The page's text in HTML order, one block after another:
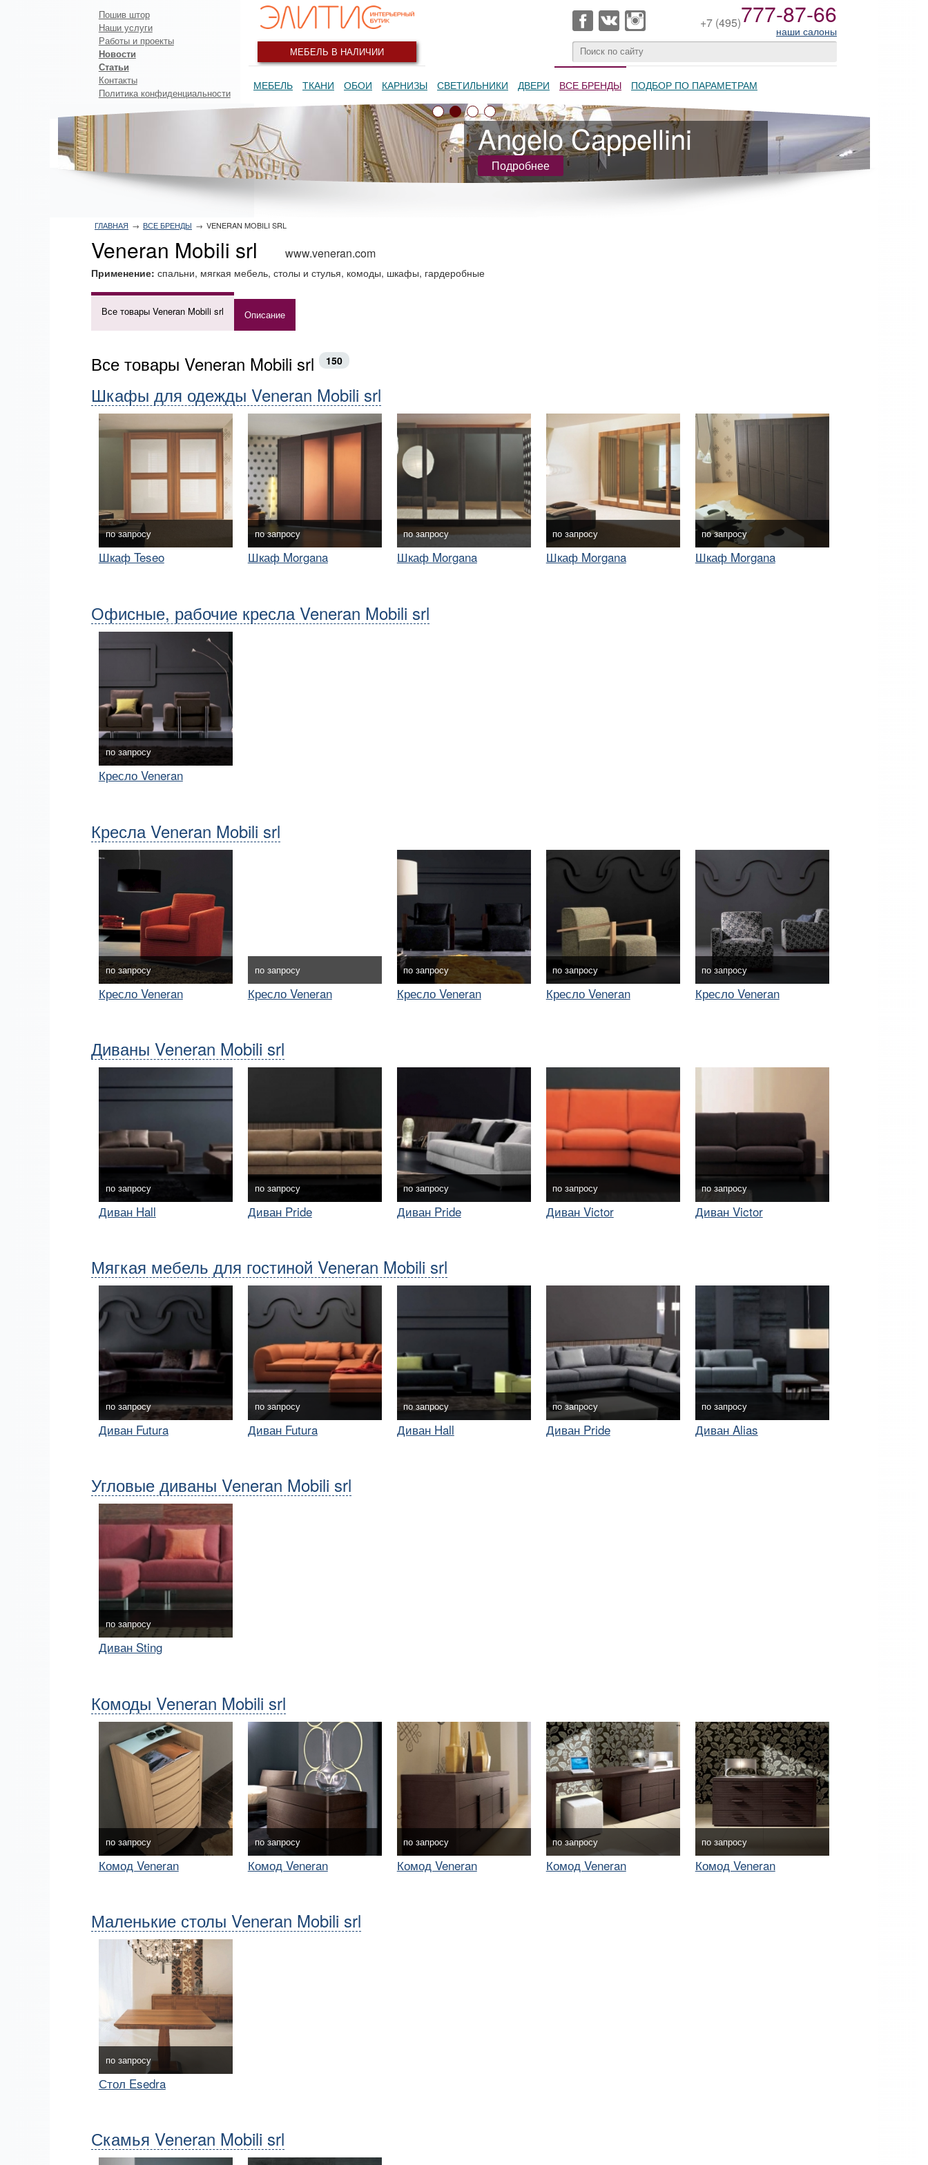
МЕБЕЛЬ В НАЛИЧИИ
+7 (495)777-87-66
наши салоны
МЕБЕЛЬ ТКАНИ ОБОИ КАРНИЗЫ СВЕТИЛЬНИКИ ДВЕРИ ВСЕ БРЕНДЫ ПОДБОР ПО ПАРАМЕТРАМ
ГЛАВНАЯ → ВСЕ БРЕНДЫ → VENERAN MOBILI SRL
Veneran Mobili srl www.veneran.com
Применение: спальни, мягкая мебель, столы и стулья, комоды, шкафы, гардеробные
Все товары Veneran Mobili srl Описание
Все товары Veneran Mobili srl 150
Шкафы для одежды Veneran Mobili srl
по запросу
Шкаф Teseo
по запросу
Шкаф Morgana
по запросу
Шкаф Morgana
по запросу
Шкаф Morgana
по запросу
Шкаф Morgana
Офисные, рабочие кресла Veneran Mobili srl
по запросу
Кресло Veneran
Кресла Veneran Mobili srl
по запросу
Кресло Veneran
по запросу
Кресло Veneran
по запросу
Кресло Veneran
по запросу
Кресло Veneran
по запросу
Кресло Veneran
Диваны Veneran Mobili srl
по запросу
Диван Hall
по запросу
Диван Pride
по запросу
Диван Pride
по запросу
Диван Victor
по запросу
Диван Victor
Мягкая мебель для гостиной Veneran Mobili srl
по запросу
Диван Futura
по запросу
Диван Futura
по запросу
Диван Hall
по запросу
Диван Pride
по запросу
Диван Alias
Угловые диваны Veneran Mobili srl
по запросу
Диван Sting
Комоды Veneran Mobili srl
по запросу
Комод Veneran
по запросу
Комод Veneran
по запросу
Комод Veneran
по запросу
Комод Veneran
по запросу
Комод Veneran
Маленькие столы Veneran Mobili srl
по запросу
Стол Esedra
Скамья Veneran Mobili srl
Пошив штор
Наши услуги
Работы и проекты
Новости
Статьи
Контакты
Политика конфиденциальности
Angelo Cappellini
Подробнее